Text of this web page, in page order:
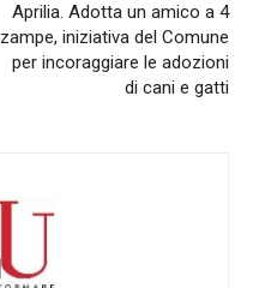
Aprilia. Adotta un amico a 4
zampe, iniziativa del Comune
per incoraggiare le adozioni
di cani e gatti